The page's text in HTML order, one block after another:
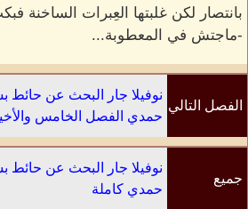
بانتصار لكن غلبتها العِبرات الساخنة
-ماجتش في المعطوبة...
الفصل التالي
نوفيلا جار البحث عن حائط
حمدي الفصل الخامس
جميع
نوفيلا جار البحث عن حائط
حمدي كاملة